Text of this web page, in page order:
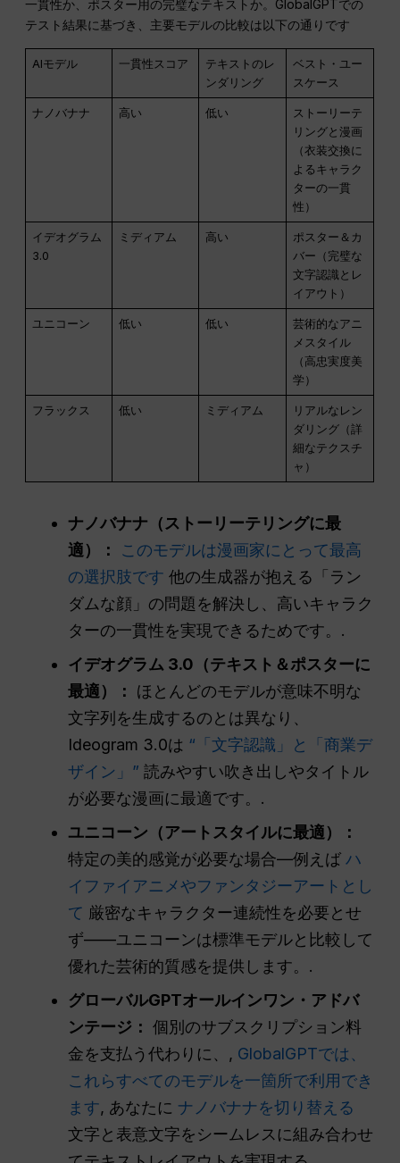
一貫性か、ポスター用の完璧なテキストか。GlobalGPTでの
テスト結果に基づき、主要モデルの比較は以下の通りです
AIモデル 一貫性スコア
テキストのレ
ンダリング
ベスト・ユー
スケース
ナノバナナ 高い 低い
ストーリーテ
リングと漫画
（衣装交換に
よるキャラク
ターの一貫
性）
イデオグラム
3.0
ミディアム 高い
ポスター＆カ
バー（完璧な
文字認識とレ
イアウト）
ユニコーン 低い 低い
芸術的なアニ
メスタイル
（高忠実度美
学）
フラックス 低い ミディアム
リアルなレン
ダリング（詳
細なテクスチ
ャ）
ナノバナナ（ストーリーテリングに最
適）：
このモデルは漫画家にとって最高
の選択肢です他の生成器が抱える「ラン
ダムな顔」の問題を解決し、高いキャラク
ターの一貫性を実現できるためです。.
イデオグラム 3.0（テキスト＆ポスターに
最適）：
ほとんどのモデルが意味不明な
文字列を生成するのとは異なり、
Ideogram 3.0は “「文字認識」と「商業デ
ザイン」”読みやすい吹き出しやタイトル
が必要な漫画に最適です。.
ユニコーン（アートスタイルに最適）：
特定の美的感覚が必要な場合―例えばハ
イファイアニメやファンタジーアートとし
て 厳密なキャラクター連続性を必要とせ
ず——ユニコーンは標準モデルと比較して
優れた芸術的質感を提供します。.
グローバルGPTオールインワン・アドバ
ンテージ： 個別のサブスクリプション料
金を支払う代わりに、, GlobalGPTでは、
これらすべてのモデルを一箇所で利用でき
ます, あなたに ナノバナナを切り替える
文字と表意文字をシームレスに組み合わせ